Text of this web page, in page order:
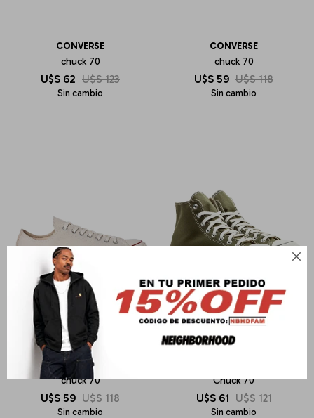

CONVERSE
chuck 70
U$S 62 U$S 123
Sin cambio
CONVERSE
chuck 70
U$S 59 U$S 118
Sin cambio
CONVERSE
chuck 70
U$S 59 U$S 118
Sin cambio
Chuck 70
U$S 61 U$S 121
Sin cambio